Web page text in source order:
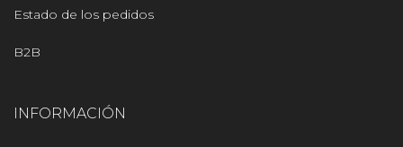
Estado de los pedidos
B2B
INFORMACIÓN